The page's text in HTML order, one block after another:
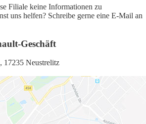
Filiale keine Informationen zu
uns helfen? Schreibe gerne eine E-Mail an
Geschäft
17235 Neustrelitz